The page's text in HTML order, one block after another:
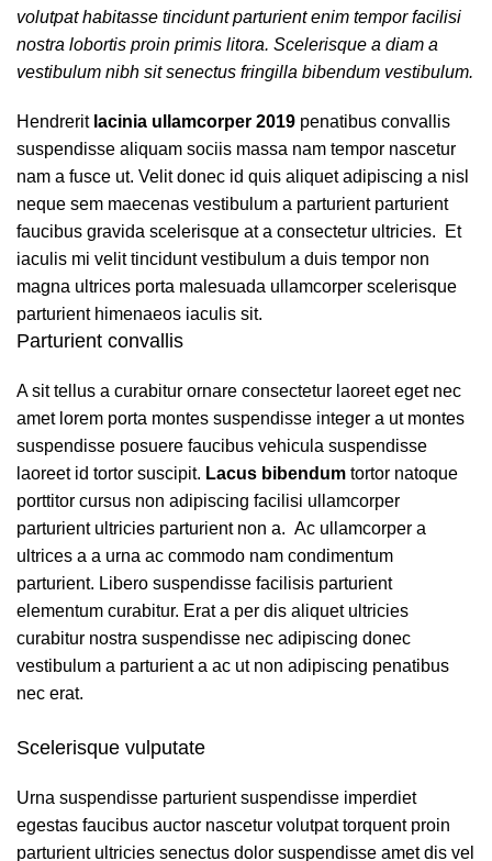
volutpat habitasse tincidunt parturient enim tempor facilisi
nostra lobortis proin primis litora. Scelerisque a diam a
vestibulum nibh sit senectus fringilla bibendum vestibulum.
Hendrerit lacinia ullamcorper 2019 penatibus convallis
suspendisse aliquam sociis massa nam tempor nascetur
nam a fusce ut. Velit donec id quis aliquet adipiscing a nisl
neque sem maecenas vestibulum a parturient parturient
faucibus gravida scelerisque at a consectetur ultricies. Et
iaculis mi velit tincidunt vestibulum a duis tempor non
magna ultrices porta malesuada ullamcorper scelerisque
parturient himenaeos iaculis sit.
Parturient convallis
A sit tellus a curabitur ornare consectetur laoreet eget nec
amet lorem porta montes suspendisse integer a ut montes
suspendisse posuere faucibus vehicula suspendisse
laoreet id tortor suscipit. Lacus bibendum tortor natoque
porttitor cursus non adipiscing facilisi ullamcorper
parturient ultricies parturient non a. Ac ullamcorper a
ultrices a a urna ac commodo nam condimentum
parturient. Libero suspendisse facilisis parturient
elementum curabitur. Erat a per dis aliquet ultricies
curabitur nostra suspendisse nec adipiscing donec
vestibulum a parturient a ac ut non adipiscing penatibus
nec erat.
Scelerisque vulputate
Urna suspendisse parturient suspendisse imperdiet
egestas faucibus auctor nascetur volutpat torquent proin
parturient ultricies senectus dolor suspendisse amet dis vel